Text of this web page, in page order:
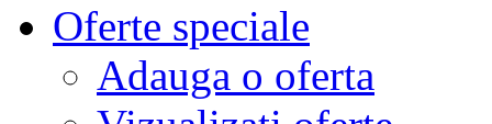
Oferte speciale
Adauga o oferta